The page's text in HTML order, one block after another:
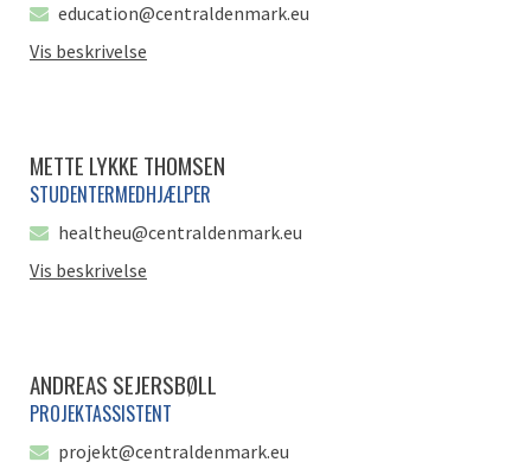
education@centraldenmark.eu
Vis beskrivelse
METTE LYKKE THOMSEN
STUDENTERMEDHJÆLPER
healtheu@centraldenmark.eu
Vis beskrivelse
ANDREAS SEJERSBØLL
PROJEKTASSISTENT
projekt@centraldenmark.eu